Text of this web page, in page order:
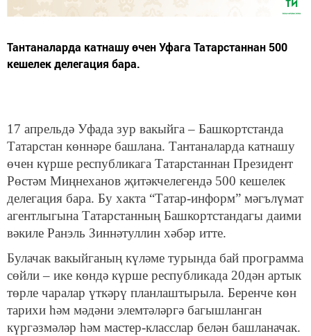
Тантаналарда катнашу өчен Уфага Татарстаннан 500
кешелек делегация бара.
17 апрельдә Уфада зур вакыйга – Башкортстанда
Татарстан көннәре башлана. Тантаналарда катнашу
өчен күрше республикага Татарстаннан Президент
Рөстәм Миңнеханов җитәкчелегендә 500 кешелек
делегация бара. Бу хакта “Татар-информ” мәгълүмат
агентлыгына Татарстанның Башкортстандагы даими
вәкиле Ранэль Зиннәтуллин хәбәр итте.
Булачак вакыйганың күләме турында бай программа
сөйли – ике көндә күрше республикада 20дән артык
төрле чаралар үткәрү планлаштырыла. Беренче көн
тарихи һәм мәдәни элемтәләргә багышланган
күргәзмәләр һәм мастер-класслар белән башланачак.